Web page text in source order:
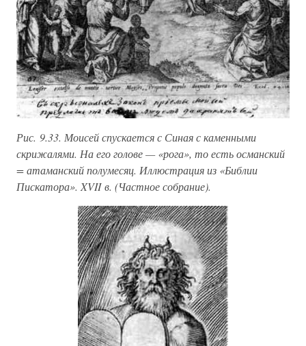
Рис. 9.33. Моисей спускается с Синая с каменными
скрижалями. На его голове — «рога», то есть османский
= атаманский полумесяц. Иллюстрация из «Библии
Пискатора». XVII в. (Частное собрание).